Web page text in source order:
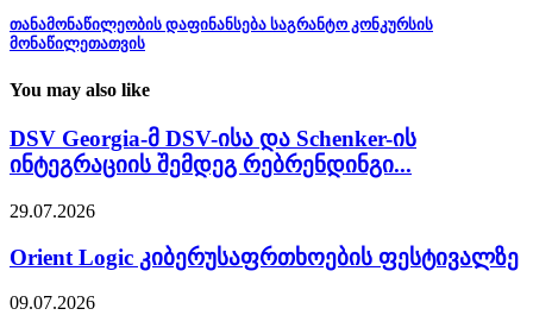
თანამონაწილეობის დაფინანსება საგრანტო კონკურსის
მონაწილეთათვის
You may also like
DSV Georgia-მ DSV-ისა და Schenker-ის
ინტეგრაციის შემდეგ რებრენდინგი...
29.07.2026
Orient Logic კიბერუსაფრთხოების ფესტივალზე
09.07.2026